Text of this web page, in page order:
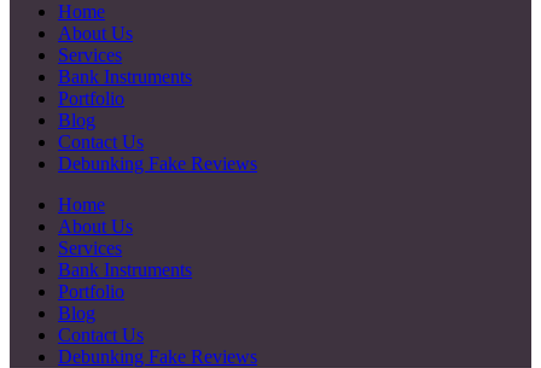
Home
About Us
Services
Bank Instruments
Portfolio
Blog
Contact Us
Debunking Fake Reviews
Home
About Us
Services
Bank Instruments
Portfolio
Blog
Contact Us
Debunking Fake Reviews